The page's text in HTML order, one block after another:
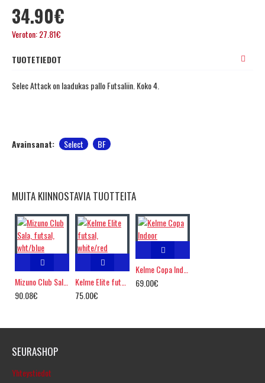
34.90€
Veroton: 27.81€
TUOTETIEDOT
Selec Attack on laadukas pallo Futsaliin. Koko 4.
Avainsanat: Select BF
MUITA KIINNOSTAVIA TUOTTEITA
90.08€
75.00€
69.00€
SEURASHOP
Yhteystiedot